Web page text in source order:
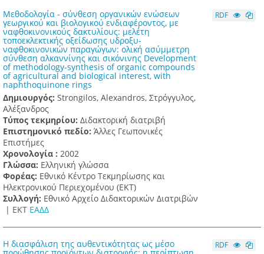
Μεθοδολογία - σύνθεση οργανικών ενώσεων
γεωργικού και βιολογικού ενδιαφέροντος, με
ναφθοκινονικούς δακτυλίους: μελέτη
τοποεκλεκτικής οξείδωσης υδροξυ-
ναφθοκινονικών παραγώγων: ολική ασύμμετρη
σύνθεση αλκαννίνης και σικόνινης Development
of methodology-synthesis of organic compounds
of agricultural and biological interest, with
naphthoquinone rings
Δημιουργός: Strongilos, Alexandros, Στρόγγυλος,
Αλέξανδρος
Τύπος τεκμηρίου: Διδακτορική διατριβή
Επιστημονικό πεδίο: Άλλες Γεωπονικές
Επιστήμες
Χρονολογία : 2002
Γλώσσα: Ελληνική γλώσσα
Φορέας: Εθνικό Κέντρο Τεκμηρίωσης και
Ηλεκτρονικού Περιεχομένου (ΕΚΤ)
Συλλογή: Εθνικό Αρχείο Διδακτορικών Διατριβών
| ΕΚΤ ΕΑΔΔ
RDF
Η διασφάλιση της αυθεντικότητας ως μέσο RDF